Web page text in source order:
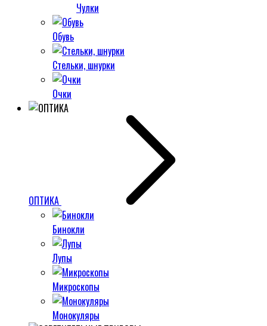
Чулки
Обувь
Стельки, шнурки
Очки
ОПТИКА
Бинокли
Лупы
Микроскопы
Монокуляры